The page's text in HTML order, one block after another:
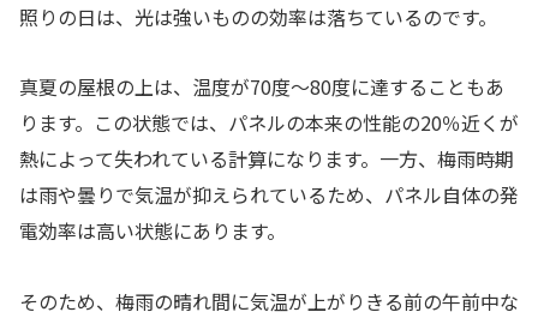
照りの日は、光は強いものの効率は落ちているのです。
真夏の屋根の上は、温度が70度〜80度に達することもあ
ります。この状態では、パネルの本来の性能の20％近くが
熱によって失われている計算になります。一方、梅雨時期
は雨や曇りで気温が抑えられているため、パネル自体の発
電効率は高い状態にあります。
そのため、梅雨の晴れ間に気温が上がりきる前の午前中な